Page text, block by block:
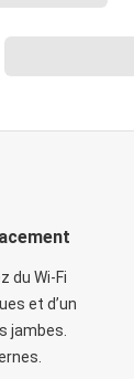
du Wi-Fi
et d’un
jambes.